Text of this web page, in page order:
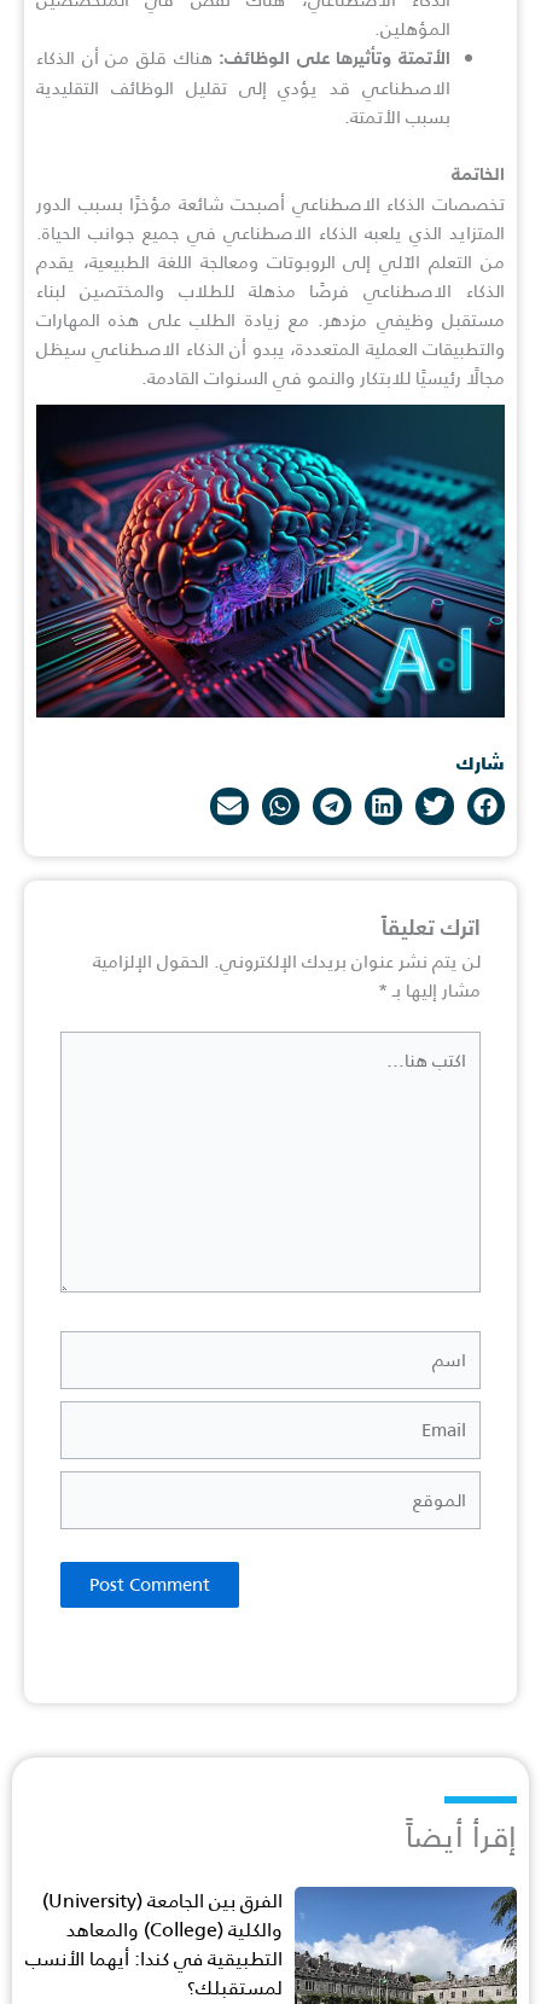
المؤهلين.
الأتمتة وتأثيرها على الوظائف: هناك قلق من أن الذكاء
الاصطناعي قد يؤدي إلى تقليل الوظائف التقليدية
بسبب الأتمتة.
الخاتمة
تخصصات الذكاء الاصطناعي أصبحت شائعة مؤخرًا بسبب الدور
المتزايد الذي يلعبه الذكاء الاصطناعي في جميع جوانب الحياة.
من التعلم الآلي إلى الروبوتات ومعالجة اللغة الطبيعية، يقدم
الذكاء الاصطناعي فرصًا مذهلة للطلاب والمختصين لبناء
مستقبل وظيفي مزدهر. مع زيادة الطلب على هذه المهارات
والتطبيقات العملية المتعددة، يبدو أن الذكاء الاصطناعي سيظل
مجالًا رئيسيًا للابتكار والنمو في السنوات القادمة.
شارك
اترك تعليقاً
لن يتم نشر عنوان بريدك الإلكتروني. الحقول الإلزامية
مشار إليها بـ*
هنا...
إقرأ أيضاً
الفرق بين الجامعة (University)
والكلية (College) والمعاهد
التطبيقية في كندا: أيهما الأنسب
لمستقبلك؟